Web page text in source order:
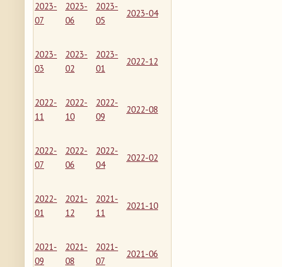
2023-
07
2023-
06
2023-
05
2023-04
2023-
03
2023-
02
2023-
01
2022-12
2022-
11
2022-
10
2022-
09
2022-08
2022-
07
2022-
06
2022-
04
2022-02
2022-
01
2021-
12
2021-
11
2021-10
2021-
09
2021-
08
2021-
07
2021-06